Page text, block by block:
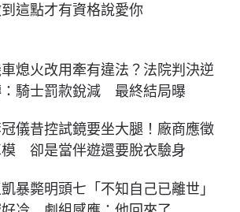
這點才有資格說愛你
熄火改用牽有違法？法院判決逆
騎士罰款銳減 最終結局曝
儀昔控試鏡要坐大腿！廠商應徵
模 卻是當伴遊還要脫衣驗身
暴斃明頭七「不知自己已離世」